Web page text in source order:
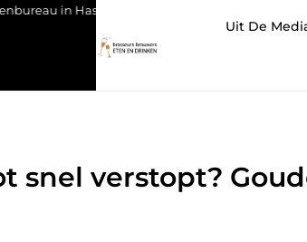
Orthodontie voor volwassenen: meer dan
Uit De
snel verstopt?